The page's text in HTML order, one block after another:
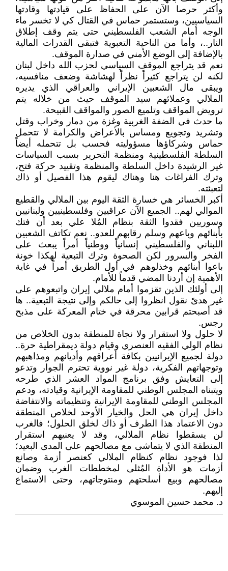
وأكثر حرصا الآن على الحفاظ على قيادتها وقادتها
السياسيين، وستستمر حماس في القتال كي لا تخسر ماء
الوجه أمام الشعب الفلسطيني حتى يتم وقف إطلاق
النار..، وأما من الناحية التعبوية فتبقى القدرات المالية
بالإضافة إلى الوضع الأمني في صدارة الموقف.
نعم قد يتراجع الموقف السياسي لحزب الله داخل لبنان
لكنه لن يتراجع كثيراً نظراً لهشاشة وضعف منافسيه،
ويبقى مال الشعبين الإيراني والعراقي الذي يديره
الملالي وعملائهم سيد الموقف حيث من خلاله يتم
ترويض المواقف وتلميع الصور والمواقف القبيحة.
ما حدث في الضفة الغربية وغزة من دمار وخراب وقتل
وتشريد وتجويع ومساس بالأعراض والكرامة لا تتحمل
حماس وشركاؤها مسؤوليته فحسب بل تتحمله أيضاً
السلطة الفلسطينية ومنظمة التحرير بسبب السياسات
غير الرشيدة داخل السلطة والمنظمة وتقييد حركة فتح،
وترك الفراغات هنا وهناك ليقوم هذا الفصيل أو ذاك
لتعبئته.
أكبر الخسائر هي خسارة الثقة اليوم بين الملالي والقطيع
الموالي لهم.. الجميع الآن عراقيين وفلسطينيين ولبنانيين
وسوريين فقدوا الثقة بنظام المُلا علي بعد أن فتك
بأبنائهم وباعهم وسلم رقابهم للعدو.. نعم تكاتف الشعبين
اللبناني والفلسطيني إنسانياً ووطنياً أمراً يبعث على
الفخر والسرور لكن الصحوة وترك التبعية لهكذا خونة
باعوا أبنائهم وخذلوهم في أول الطريق أمراً في غاية
الأهمية إن أردنا المضي قدماً للأمام.
إلى أولئك الذين تقزموا أمام ملالي إيران واتبعوهم على
غير هدىً نقول انظروا إلى حالكم وإلى نتيجة التبعية.. ها
قد أصبحتم قرابين محرقة في ختام المعركة على مذبح
رجس.
لا حلول ولا استقرار ولا نجاة للمنطقة بدون الخلاص من
نظام الولي الفقيه العنصري وقيام دولة ديمقراطية حرة..
دولة لجميع الإيرانيين بكافة أعراقهم وأديانهم ومذاهبهم
وتوجهاتهم الفكرية، دولة غير نووية تحترم الجوار وتدعو
إلى التعايش وفق برنامج المواد العشر الذي طرحه
ويتبناه المجلس الوطني للمقاومة الإيرانية وقيادته، ودعم
المجلس الوطني للمقاومة الإيرانية وتنظيماته والانتفاضة
داخل إيران هي الحل والخيار الأوحد لخلاص المنطقة
دون الاعتماد هذا الطرف أو ذاك لخلق الحلول؛ فالغرب
لن يسقطوا نظام الملالي، وقد لا يعنيهم استقرار
المنطقة الذي لا يتماشى مع مصالحهم على المدى البعيد؛
لذا فوجود نظام كنظام الملالي كعنصر أزمة وصانع
أزمات هو الأداة المُثلى لمخططات الغرب وضمان
مصالحهم وبيع أسلحتهم ومنتوجاتهم، وحتى الاستماع
إليهم.
د. محمد حسين الموسوي